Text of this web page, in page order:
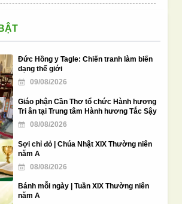
Bửu Diệp: Đức Thánh Cha nhắc
phong chân phước
Ân
Đức Hồng y Tagle: Chiến tranh làm biến
dạng thế giới
09/08/2026
Giáo phận Cần Thơ tổ chức Hành hương
Tri ân tại Trung tâm Hành hương Tắc Sậy
08/08/2026
Sợi chỉ đỏ | Chúa Nhật XIX Thường niên
năm A
08/08/2026
Bánh mỗi ngày | Tuần XIX Thường niên
năm A